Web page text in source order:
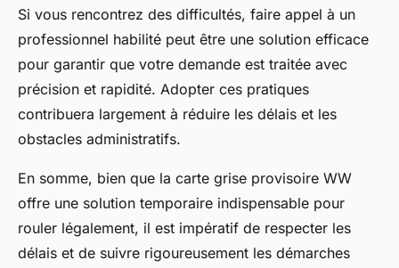
Si vous rencontrez des difficultés, faire appel à un
professionnel habilité peut être une solution efficace
pour garantir que votre demande est traitée avec
précision et rapidité. Adopter ces pratiques
contribuera largement à réduire les délais et les
obstacles administratifs.
En somme, bien que la carte grise provisoire WW
offre une solution temporaire indispensable pour
rouler légalement, il est impératif de respecter les
délais et de suivre rigoureusement les démarches